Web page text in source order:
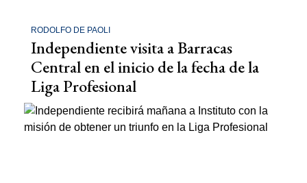
RODOLFO DE PAOLI
Independiente visita a Barracas
Central en el inicio de la fecha de la
Liga Profesional